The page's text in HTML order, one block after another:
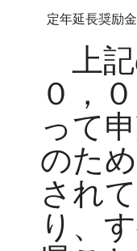
定年延長奨励
上記
０，
って
のた
され
り、